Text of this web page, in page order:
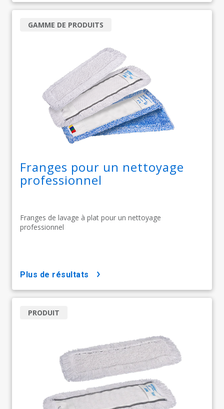
Franges pour un nettoyage
professionnel
Franges de lavage à plat pour un nettoyage
professionnel
GAMME DE PRODUITS
plus de résultats
PRODUIT